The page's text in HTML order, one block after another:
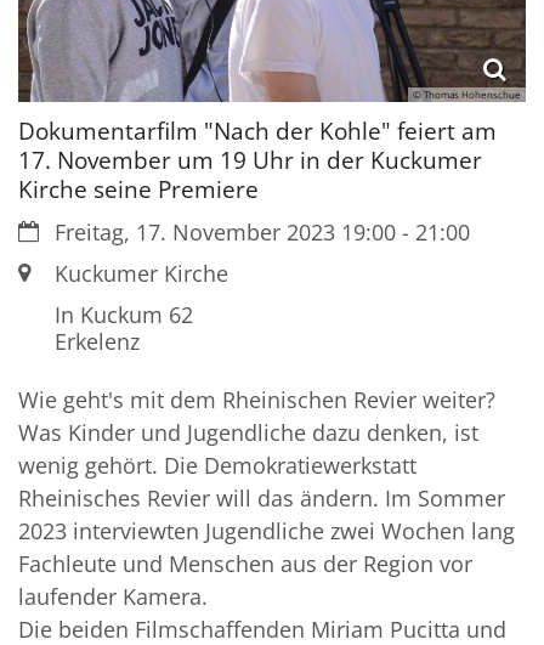
© Thomas Hohenschue
Dokumentarfilm "Nach der Kohle" feiert am
17. November um 19 Uhr in der Kuckumer
Kirche seine Premiere
Datum:Freitag, 17. November 2023 19:00 - 21:00
Ort: Kuckumer Kirche
In Kuckum 62
Erkelenz
Wie geht's mit dem Rheinischen Revier weiter?
Was Kinder und Jugendliche dazu denken, ist
wenig gehört. Die Demokratiewerkstatt
Rheinisches Revier will das ändern. Im Sommer
2023 interviewten Jugendliche zwei Wochen lang
Fachleute und Menschen aus der Region vor
laufender Kamera.
Die beiden Filmschaffenden Miriam Pucitta und